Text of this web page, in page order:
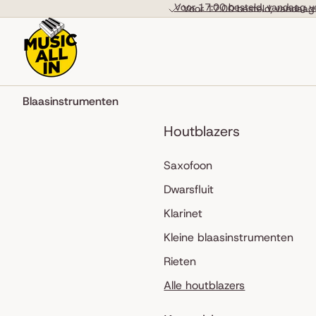
Voor 17:00 besteld,
Voor 17:00 besteld, vandaag
Blaasinstrumenten
Houtblazers
Saxofoon
Dwarsfluit
Klarinet
Kleine blaasinstrumenten
Rieten
Alle houtblazers